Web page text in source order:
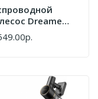
Dreame
Essential